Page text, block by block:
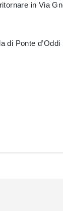
in Via
Ponte